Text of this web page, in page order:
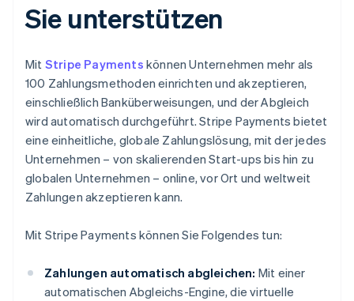
Sie unterstützen
Mit Stripe Payments können Unternehmen mehr als
100 Zahlungsmethoden einrichten und akzeptieren,
einschließlich Banküberweisungen, und der Abgleich
wird automatisch durchgeführt. Stripe Payments bietet
eine einheitliche, globale Zahlungslösung, mit der jedes
Unternehmen – von skalierenden Start-ups bis hin zu
globalen Unternehmen – online, vor Ort und weltweit
Zahlungen akzeptieren kann.
Mit Stripe Payments können Sie Folgendes tun:
Zahlungen automatisch abgleichen: Mit einer
automatischen Abgleichs-Engine, die virtuelle